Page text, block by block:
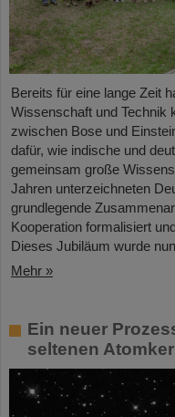
Bereits für eine lange Zeit
Wissenschaft und Technik
zwischen Bose und
dafür, wie indische und
gemeinsam große
Jahren unterzeichneten
grundlegende
Kooperation formalisiert
Dieses Jubiläum wurde
Mehr »
Ein neuer
seltenen